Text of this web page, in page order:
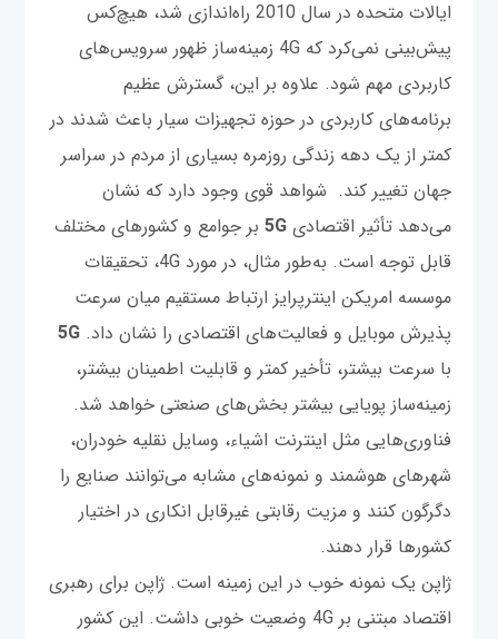
ایالات متحده در سال 2010 راه‌اندازی شد، هیچ‌کس
پیش‌بینی نمی‌کرد که 4G زمینه‌ساز ظهور سرویس‌های
کاربردی مهم شود. علاوه بر این، گسترش عظیم
برنامه‌های کاربردی در حوزه تجهیزات سیار باعث شدند در
کمتر از یک دهه زندگی روزمره بسیاری از مردم در سراسر
جهان تغییر کند. شواهد قوی وجود دارد که نشان
می‌دهد تأثیر اقتصادی5G بر جوامع و کشورهای مختلف
قابل توجه است. به‌طور مثال، در مورد 4G، تحقیقات
موسسه امریکن اینترپرایز ارتباط مستقیم میان سرعت
پذیرش موبایل و فعالیت‌های اقتصادی را نشان داد.5G
با سرعت بیشتر، تأخیر کمتر و قابلیت اطمینان بیشتر،
زمینه‌ساز پویایی بیشتر بخش‌های صنعتی خواهد شد.
فناوری‌هایی مثل اینترنت اشیاء، وسایل نقلیه خودران،
شهرهای هوشمند و نمونه‌های مشابه می‌توانند صنایع را
دگرگون کنند و مزیت رقابتی غیرقابل انکاری در اختیار
کشورها قرار دهند.
ژاپن یک نمونه خوب در این زمینه است. ژاپن برای رهبری
اقتصاد مبتنی بر 4G وضعیت خوبی داشت. این کشور